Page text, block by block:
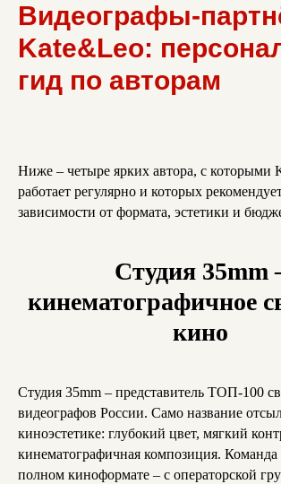
Видеографы-
Kate&Leo:
гид по авторам
Ниже – четыре ярких автора, с которыми
работает регулярно и которых
зависимости от формата, эстетики и
Студия 35mm
кинематографичное
кино
Студия 35mm – представитель ТОП-100
видеографов России. Само название
киноэстетике: глубокий цвет, мягкий
кинематографичная композиция. Команда
полном киноформате – с операторской